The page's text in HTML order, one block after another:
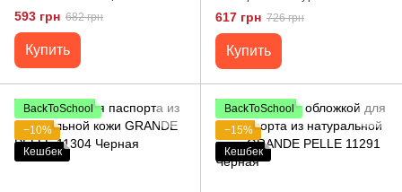
593 грн 682 грн
Купить
GRANDE PELLE 11290 Черная
617 грн 726 грн
Купить
BackToSchool
−10%
Кешбек
BackToSchool
−15%
Кешбек